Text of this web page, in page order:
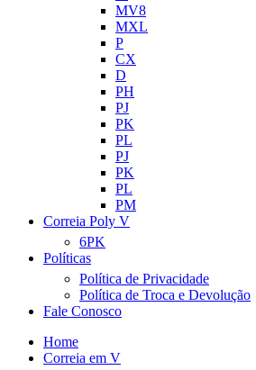
MV8
MXL
P
CX
D
PH
PJ
PK
PL
PJ
PK
PL
PM
Correia Poly V
6PK
Políticas
Política de Privacidade
Política de Troca e Devolução
Fale Conosco
Home
Correia em V